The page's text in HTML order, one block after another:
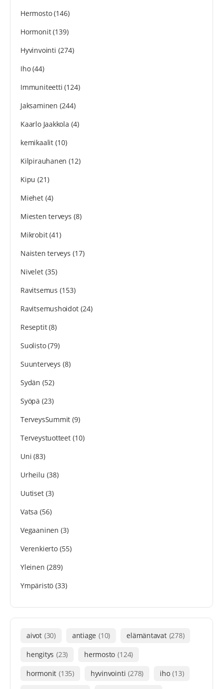
Hermosto(146)
Hormonit(139)
Hyvinvointi (274)
Iho(44)
Immuniteetti (124)
Jaksaminen (244)
Kaarlo Jaakkola (4)
kemikaalit(10)
Kilpirauhanen (12)
Kipu (21)
Miehet(4)
Miesten terveys (8)
Mikrobit(41)
Naisten terveys (17)
Nivelet(35)
Ravitsemus (153)
Ravitsemushoidot(24)
Reseptit(8)
Suolisto(79)
Suunterveys (8)
Sydän (52)
Syöpä (23)
TerveysSummit (9)
Terveystuotteet(10)
Uni (83)
Urheilu (38)
Uutiset(3)
Vatsa (56)
Vegaaninen (3)
Verenkierto(55)
Yleinen (289)
Ympäristö (33)
aivot (30) antiage (10) elämäntavat (278)
hengitys (23) hermosto (124)
hormonit (135) hyvinvointi (278) iho (13)